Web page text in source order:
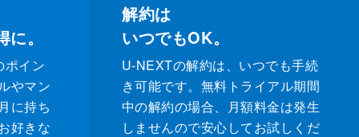
。
ポイン
やマン
に持ち
好きな
解約は
いつでもOK。
U-NEXTの解約は、いつでも手続
き可能です。無料トライアル期間
中の解約の場合、月額料金は発生
しませんので安心してお試しくだ